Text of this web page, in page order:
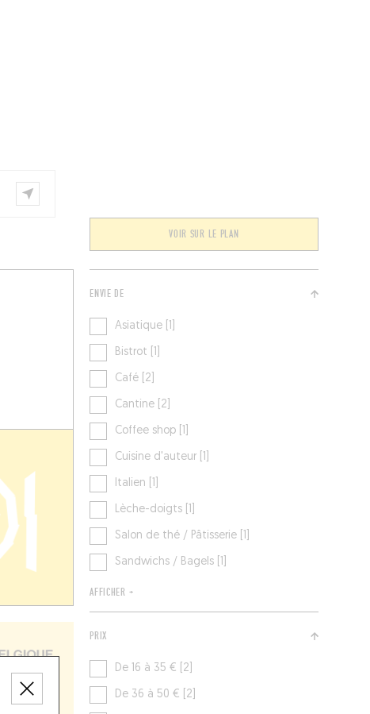
VOIR SUR LE PLAN
ENVIE DE
Asiatique [1]
Bistrot [1]
Café [2]
Cantine [2]
Coffee shop [1]
Cuisine d'auteur [1]
Italien [1]
Lèche-doigts [1]
Salon de thé / Pâtisserie [1]
Sandwichs / Bagels [1]
AFFICHER +
PRIX
De 16 à 35 € [2]
De 36 à 50 € [2]